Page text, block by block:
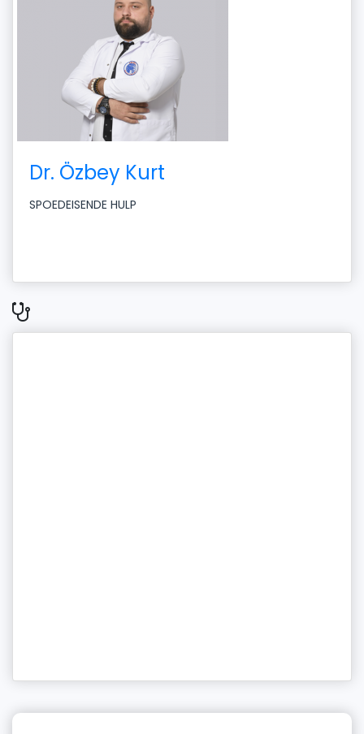
Dr. Özbey Kurt
SPOEDEISENDE HULP